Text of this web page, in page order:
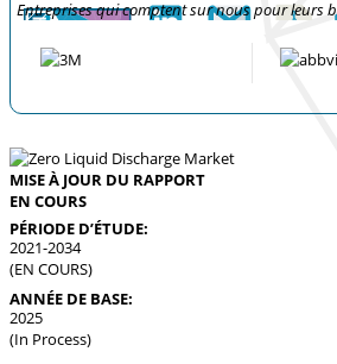
Entreprises qui comptent sur nous pour leurs
MISE À JOUR DU RAPPORT
EN COURS
PÉRIODE D’ÉTUDE:
2021-2034
(EN COURS)
ANNÉE DE BASE:
2025
(In Process)